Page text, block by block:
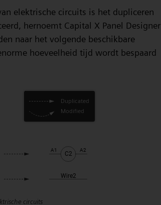
elektrische circuits is het dupliceren
hernoemt Capital X Panel Designer
naar het volgende beschikbare
hoeveelheid tijd wordt bespaard
circuits